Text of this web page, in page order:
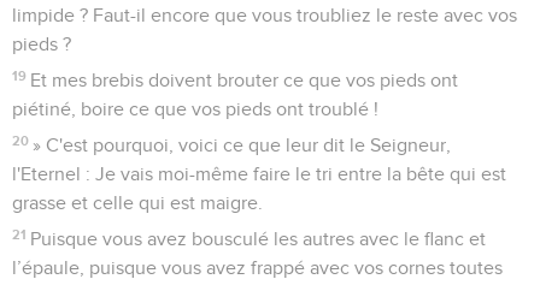
limpide ? Faut-il encore que vous troubliez le reste avec vos
pieds ?
19 Et mes brebis doivent brouter ce que vos pieds ont
piétiné, boire ce que vos pieds ont troublé !
20 » C'est pourquoi, voici ce que leur dit le Seigneur,
l'Eternel : Je vais moi-même faire le tri entre la bête qui est
grasse et celle qui est maigre.
21 Puisque vous avez bousculé les autres avec le flanc et
l’épaule, puisque vous avez frappé avec vos cornes toutes